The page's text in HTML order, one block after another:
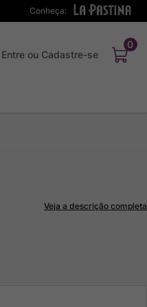
Conheça:
0
Veja a descrição completa